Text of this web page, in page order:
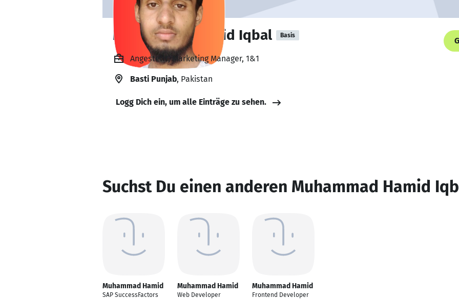
Muhammad Hamid Iqbal Basis
Angestellt, Marketing Manager, 1&1
Basti Punjab, Pakistan
Logg Dich ein, um alle Einträge zu sehen.
Suchst Du einen anderen Muhammad Hamid
Muhammad Hamid
SAP SuccessFactors
Muhammad Hamid
Web Developer
Muhammad Hamid
Frontend Developer